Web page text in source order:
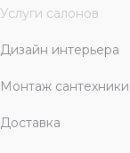
Услуги салонов
Дизайн интерьера
Монтаж сантехники
Доставка